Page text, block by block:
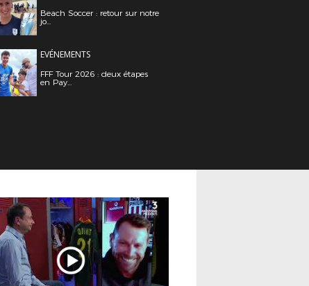
Beach Soccer : retour sur notre
jo...
EVÉNEMENTS
FFF Tour 2026 : deux étapes
en Pay...